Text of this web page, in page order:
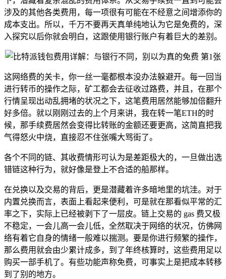
涉及的其他各类费用，每一项很有可能在不经意之间增添你的
成本支出。所以，千万不要再天真单纯地认为它是免费的，深
入探究以后你就会明白，这跟使用银行账户有着巨大的差别。
这网络费的关卡，你一丝一毫都根本没办法躲避开。每一回当
进行转币的操作之际，矿工都会去征收过路费，并且，在那个
行情呈现出动乱拥堵的状况之下，这笔费用居然能够加倍翻升
好多倍。就以刚刚过去的上个月来讲，我在转一笔ETH的时
候，那手续费居然会变得比转账的金额还要更高，这简直把我
气得怒火中烧，直接忍不住张嘴大骂街了。
各个不同的链、其收费情形可认为是差距极大的，一旦做出选
错链这种行为，就好像是登上不合适的船那样。
在兑换以及交易的背后，更是潜藏着许多暗地里的坑洼。对于
内置兑换而言，表面上看起来便利，可是就在那看似平常的汇
率之下，实际上已经被剥下了一层皮。链上交易的 gas 费又极
不稳定，一会儿高一会儿低，全然取决于网络的状况，仿佛网
络有着它自身的情绪一般难以揣测。要是你进行频繁的操作，
那么费用就会由少累计成多，到了年终核算时，这些费用足以
购买一部手机了。有些功能声称免费，可事实上是把成本转移
到了别的地方。